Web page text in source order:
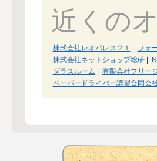
近くの
株式会社レオパレス２１ フォ
株式会社ネットショップ総研|
ダラスルーム
有限会社フリー
ペーパードライバー講習合同会